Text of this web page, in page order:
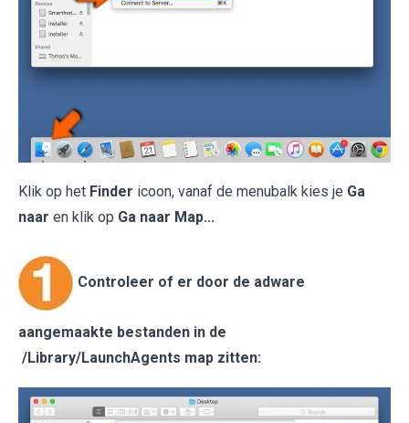
Klik op het Finder icoon, vanaf de menubalk kies je Ga
naar en klik op Ga naar Map...
Controleer of er door de adware
aangemaakte bestanden in de
/Library/LaunchAgents map zitten: